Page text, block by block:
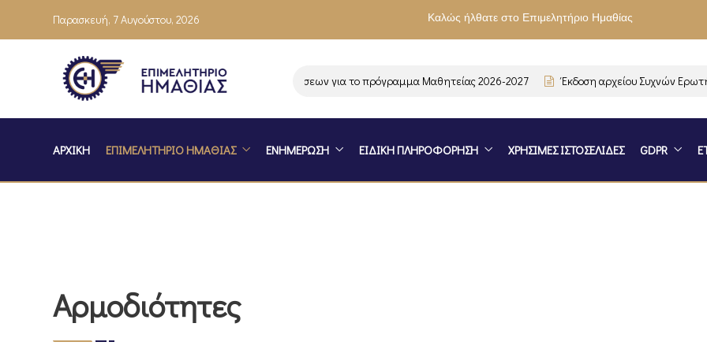
Παρασκευή, 7 Αυγούστου, 2026 Καλώς ήλθατε στο Επιμελητήριο Ημαθίας
Ενημέρωση επιχειρήσεων για το πρόγραμμα Μαθητείας 2026-2027 Έκδοση αρχείου Συχνών
ΑΡΧΙΚΗ ΕΠΙΜΕΛΗΤΗΡΙΟ ΗΜΑΘΙΑΣ ΕΝΗΜΕΡΩΣΗ ΕΙΔΙΚΗ ΠΛΗΡΟΦΟΡΗΣΗ ΧΡΗΣΙΜΕΣ ΙΣΤΟΣΕΛΙΔΕΣ GDPR
Αρμοδιότητες